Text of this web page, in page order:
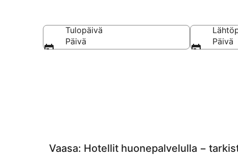
Tulopäivä
Päivä
Päivä
Vaasa: Hotellit huonepalvelulla −